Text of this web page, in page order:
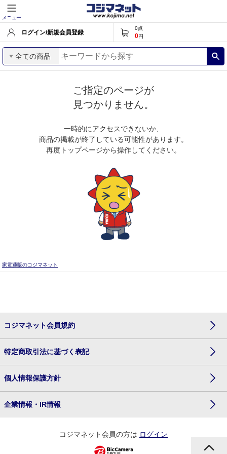
メニュー
ログイン/新規会員登録
0点
0円
全ての商品
ご指定のページが
見つかりません。
一時的にアクセスできないか、
商品の掲載が終了している可能性があります。
再度トップページから操作してください。
家電通販のコジマネット
コジマネット会員規約
特定商取引法に基づく表記
個人情報保護方針
企業情報・IR情報
コジマネット会員の方は ログイン